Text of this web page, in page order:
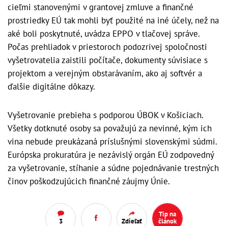
cieľmi stanovenými v grantovej zmluve a finančné
prostriedky EÚ tak mohli byť použité na iné účely, než na
aké boli poskytnuté, uvádza EPPO v tlačovej správe.
Počas prehliadok v priestoroch podozrivej spoločnosti
vyšetrovatelia zaistili počítače, dokumenty súvisiace s
projektom a verejným obstarávaním, ako aj softvér a
ďalšie digitálne dôkazy.
Vyšetrovanie prebieha s podporou ÚBOK v Košiciach.
Všetky dotknuté osoby sa považujú za nevinné, kým ich
vina nebude preukázaná príslušnými slovenskými súdmi.
Európska prokuratúra je nezávislý orgán EÚ zodpovedný
za vyšetrovanie, stíhanie a súdne pojednávanie trestných
činov poškodzujúcich finančné záujmy Únie.
3 Zdieľať
Tip na
článok